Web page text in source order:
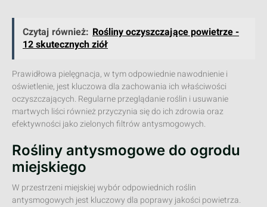
Czytaj również: Rośliny oczyszczające powietrze -
12 skutecznych ziół
Prawidłowa pielęgnacja, w tym odpowiednie nawodnienie i
oświetlenie, jest kluczowa dla zachowania ich właściwości
oczyszczających. Regularne przeglądanie roślin i usuwanie
martwych liści również przyczynia się do ich zdrowia oraz
efektywności jako zielonych filtrów antysmogowych.
Rośliny antysmogowe do ogrodu
miejskiego
W przestrzeni miejskiej wybór odpowiednich roślin
antysmogowych jest kluczowy dla poprawy jakości powietrza.